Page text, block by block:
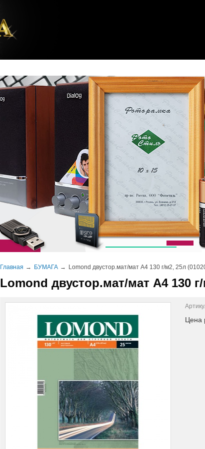
Главная БУМАГА Lomond двустор.мат/мат A4 130 г/м2, 25л
Lomond двустор.мат/мат A4 130
Цена